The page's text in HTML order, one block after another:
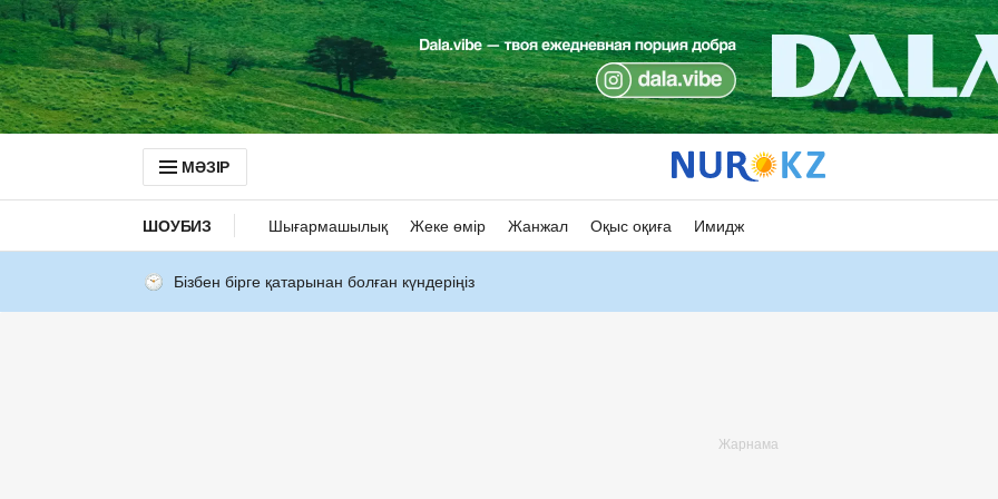
МӘЗІР
ШОУБИЗ Шығармашылық Жеке өмір Жанжал Оқыс оқиға Имидж
Бізбен бірге қатарынан болған күндеріңіз